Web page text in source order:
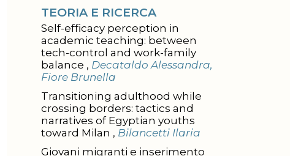
TEORIA E RICERCA
Self-efficacy perception in
academic teaching: between
tech-control and work-family
balance , Decataldo Alessandra,
Fiore Brunella
Transitioning adulthood while
crossing borders: tactics and
narratives of Egyptian youths
toward Milan , Bilancetti Ilaria
Giovani migranti e inserimento